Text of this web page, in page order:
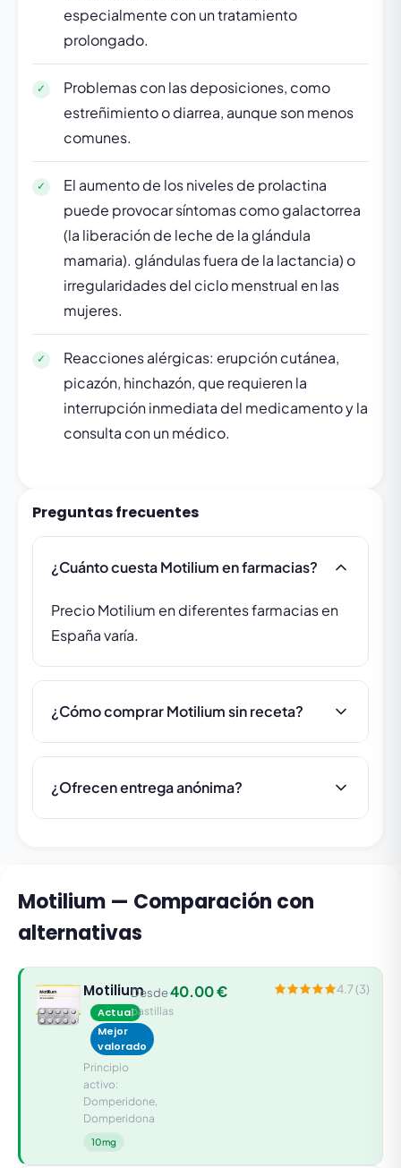
especialmente con un tratamiento
prolongado.
Problemas con las deposiciones, como
estreñimiento o diarrea, aunque son menos
comunes.
El aumento de los niveles de prolactina
puede provocar síntomas como galactorrea
(la liberación de leche de la glándula
mamaria). glándulas fuera de la lactancia) o
irregularidades del ciclo menstrual en las
mujeres.
Reacciones alérgicas: erupción cutánea,
picazón, hinchazón, que requieren la
interrupción inmediata del medicamento y la
consulta con un médico.
Preguntas frecuentes
¿Cuánto cuesta Motilium en farmacias?
Precio Motilium en diferentes farmacias en
España varía.
¿Cómo comprar Motilium sin receta?
¿Ofrecen entrega anónima?
Motilium — Comparación con
alternativas
Motilium
Actual
Mejor
valorado
Principio
activo:
Domperidone,
Domperidona
10mg
Desde40.00 €
pastillas
4.7 (3)